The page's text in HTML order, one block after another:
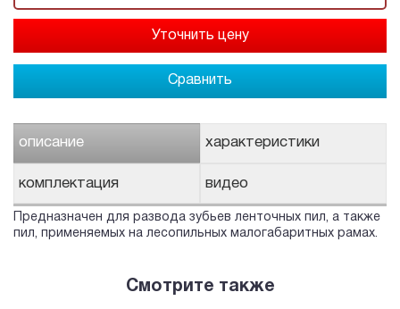
Сравнить
описание характеристики
комплектация видео
Предназначен для развода зубьев ленточных пил, а также
пил, применяемых на лесопильных малогабаритных рамах.
Смотрите также